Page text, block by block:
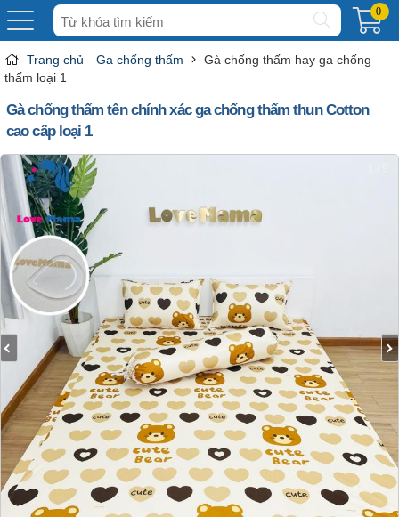
Tìm
kiếm
0
Trang chủ Ga chống thấm
Gà chống thấm hay ga chống
thấm loại 1
Gà chống thấm tên chính xác ga chống thấm thun Cotton
cao cấp loại 1